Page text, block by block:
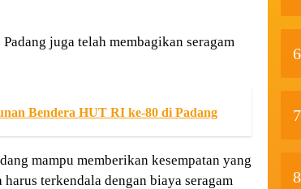
juga telah membagikan seragam
Bendera HUT RI ke-80 di Padang
mampu memberikan kesempatan yang
terkendala dengan biaya seragam
6
7
8